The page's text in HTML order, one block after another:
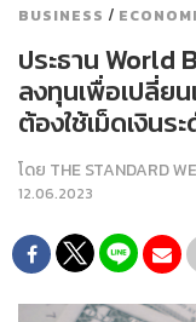
BUSINESS /
ประธาน World
ลงทุนเพื่อเปลี่ย
ต้องใช้เม็ดเงิน
โดย THE STANDARD
12.06.2023